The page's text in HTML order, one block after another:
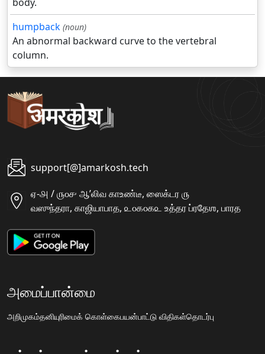
humpback (noun)
An abnormal backward curve to the vertebral
column.
support[@]amarkosh.tech
ஏ-௮ / ௫௦௪ ஆʼலிவ காஉண்டீ, ஸைக்டர ௫
வஸுந்தரா, காஜியாபாத, ௨௦௧௦௧௨ உத்தர ப்ரதேஶ, பாரத
அமைப்பான்மை
அறிமுகம்தனியுரிமைக் கொள்கைபயன்பாட்டு விதிகள்தொடர்பு